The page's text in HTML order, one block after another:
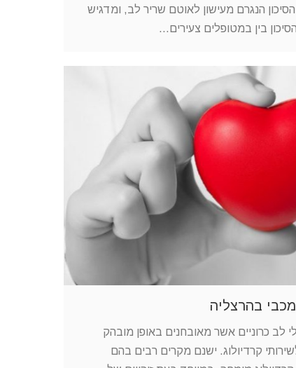
הנגרם מעישון לאוטם שריר לב, ומדגיש
בין במטופלים צעירים…
בהרצליה
לב כרוניים אשר מאובחנים באופן מובהק
קרדיולוג. ישנם מקרים רבים בהם